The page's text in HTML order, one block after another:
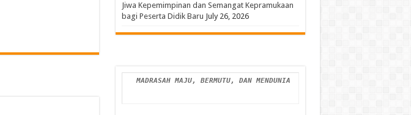
Jiwa Kepemimpinan dan Semangat Kepramukaan
bagi Peserta Didik Baru July 26, 2026
MADRASAH MAJU, BERMUTU, DAN MENDUNIA